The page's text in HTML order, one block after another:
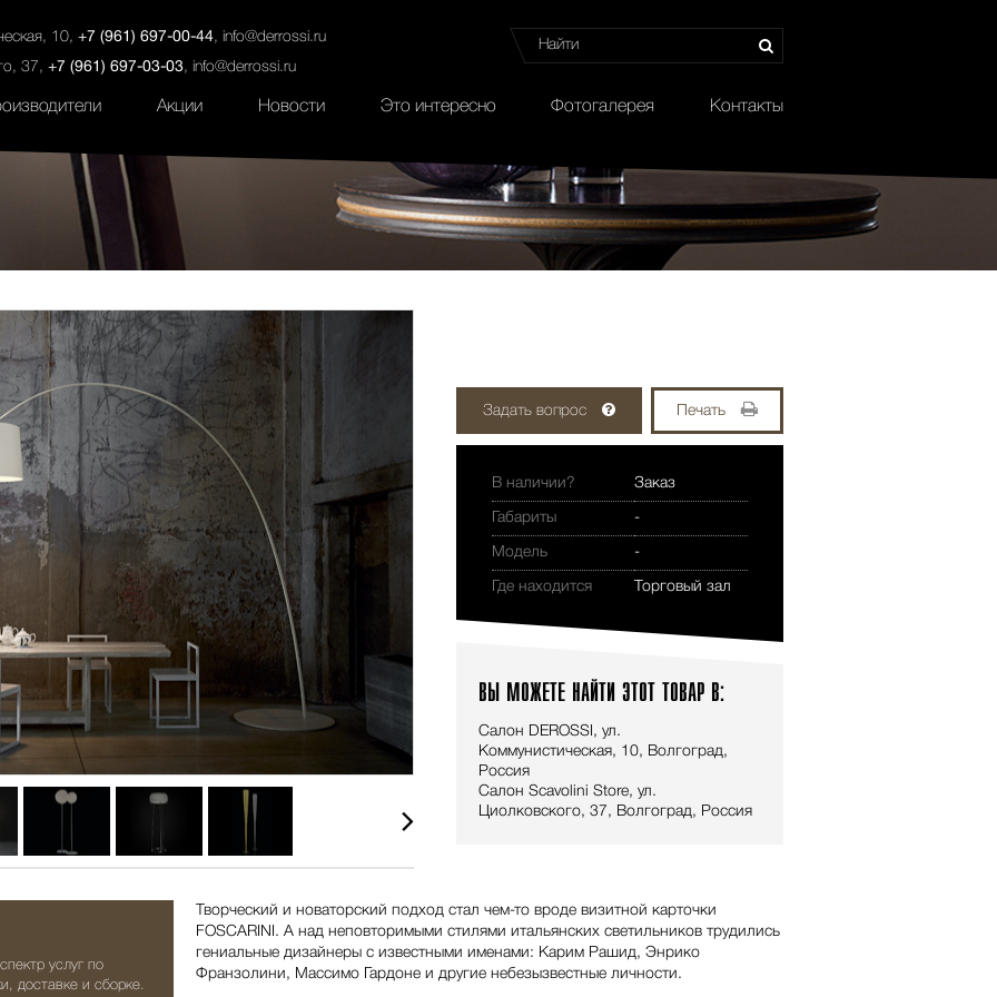
10, +7 (961) 697-00-44, info@derrossi.ru
37, +7 (961) 697-03-03, info@derrossi.ru
Салоны Услуги Наши проекты
Акции Новости Это интересно Фотогалерея Контакты
Задать вопрос Печать
В наличии? Заказ
Габариты -
Модель -
Где находится Торговый зал
ВЫ МОЖЕТЕ НАЙТИ ЭТОТ ТОВАР В:
Салон DEROSSI, ул.
Коммунистическая, 10, Волгоград,
Россия
Салон Scavolini Store, ул.
Циолковского, 37, Волгоград, Россия
услуг по
доставке и сборке.
Творческий и новаторский подход стал чем-то вроде визитной карточки
FOSCARINI. А над неповторимыми стилями итальянских светильников трудились
гениальные дизайнеры с известными именами: Карим Рашид, Энрико
Франзолини, Массимо Гардоне и другие небезызвестные личности.